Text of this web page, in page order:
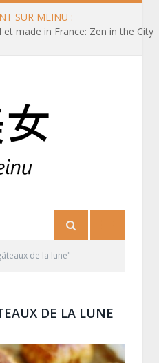
SUR MEINU :
made in France: Zen in the City
de la lune"
DE LA LUNE